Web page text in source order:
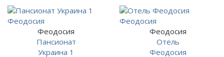
Феодосия
Пансионат
Украина 1
Феодосия
Отель
Феодосия